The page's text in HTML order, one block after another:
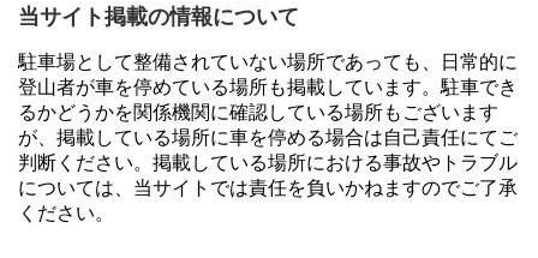
当サイト掲載の情報について
駐車場として整備されていない場所であっても、日常的に
登山者が車を停めている場所も掲載しています。駐車でき
るかどうかを関係機関に確認している場所もございます
が、掲載している場所に車を停める場合は自己責任にてご
判断ください。掲載している場所における事故やトラブル
については、当サイトでは責任を負いかねますのでご了承
ください。